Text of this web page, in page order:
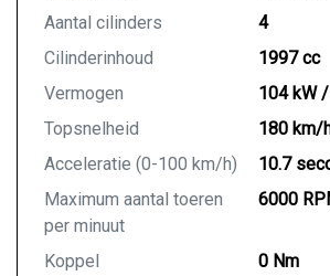
Aantal cilinders
4
Cilinderinhoud
1997 cc
Vermogen
104 kW
Topsnelheid
180 km/
Acceleratie (0-100 km/h)
10.7
Maximum aantal toeren
per minuut
6000
Koppel
0 Nm